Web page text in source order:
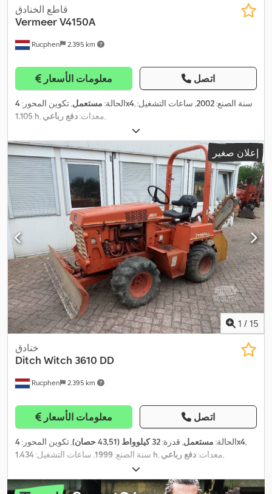
Rucphen 2.395 km
قاطع الخنادق
VermeerV4150A
معلومات الأسعار اتصل
الحالة: مستعمل, تكوين المحور: 4x4 , سنة الصنع:2002, ساعات التشغيل:
1.105 h
, معدات:دفع رباعي ,
إعلان صغير
1 / 15
Rucphen 2.395 km
خنادق
Ditch Witch 3610 DD
معلومات الأسعار اتصل
الحالة: مستعمل, قدرة:32 كيلوواط (43,51 حصان) , تكوين المحور: 4x4,
سنة الصنع:1999, ساعات التشغيل: 1.434 h , معدات:دفع رباعي ,